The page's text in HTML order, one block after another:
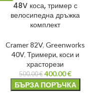
48V коса, тример с
велосипедна дръжка
комплект
Cramer 82V, Greenworks
40V, Тримери, коси и
храсторези
500.00€ 400.00€
БЪРЗА ПОРЪЧКА